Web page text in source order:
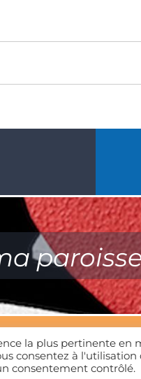
légales| Tous droits
la plus pertinente en
consentez à l'utilisation
consentement contrôlé.